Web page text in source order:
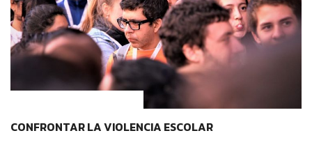
CONFRONTAR LA VIOLENCIA ESCOLAR